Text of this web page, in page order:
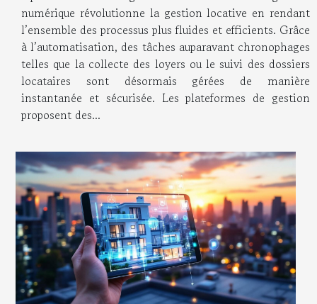
numérique révolutionne la gestion locative en rendant
l’ensemble des processus plus fluides et efficients. Grâce
à l’automatisation, des tâches auparavant chronophages
telles que la collecte des loyers ou le suivi des dossiers
locataires sont désormais gérées de manière
instantanée et sécurisée. Les plateformes de gestion
proposent des...